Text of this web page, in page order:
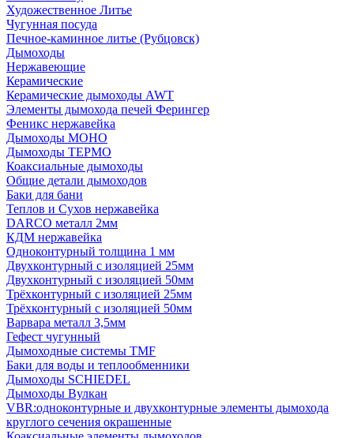
Художественное Литье
Чугунная посуда
Печное-каминное литье (Рубцовск)
Дымоходы
Нержавеющие
Керамические
Керамические дымоходы AWT
Элементы дымохода печей Ферингер
Феникс нержавейка
Дымоходы МОНО
Дымоходы ТЕРМО
Коаксиальные дымоходы
Общие детали дымоходов
Баки для бани
Теплов и Сухов нержавейка
DARCO металл 2мм
КДМ нержавейка
Одноконтурный толщина 1 мм
Двухконтурный с изоляцией 25мм
Двухконтурный с изоляцией 50мм
Трёхконтурный с изоляцией 25мм
Трёхконтурный с изоляцией 50мм
Варвара металл 3,5мм
Гефест чугунный
Дымоходные системы TMF
Баки для воды и теплообменники
Дымоходы SCHIEDEL
Дымоходы Вулкан
VBR:одноконтурные и двухконтурные элементы дымохода
круглого сечения окрашенные